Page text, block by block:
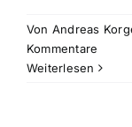
Von Andreas
Kommentare
Weiterlesen